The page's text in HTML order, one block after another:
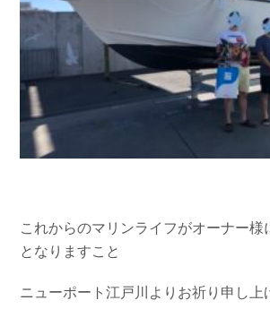
これからのマリンライフがオーナー様
となりますこと
ニューポート江戸川よりお祈り申し上